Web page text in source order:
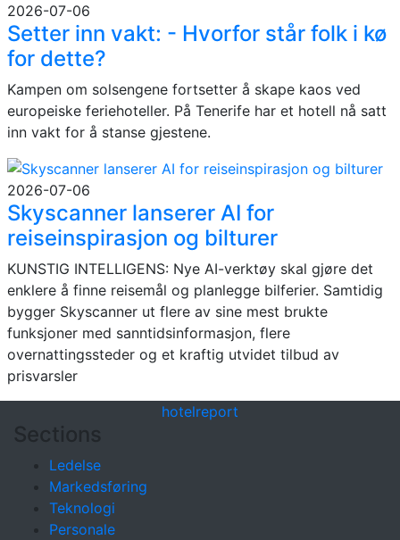
2026-07-06
Setter inn vakt: - Hvorfor står folk i kø
for dette?
Kampen om solsengene fortsetter å skape kaos ved
europeiske feriehoteller. På Tenerife har et hotell nå satt
inn vakt for å stanse gjestene.
2026-07-06
Skyscanner lanserer AI for
reiseinspirasjon og bilturer
KUNSTIG INTELLIGENS: Nye AI-verktøy skal gjøre det
enklere å finne reisemål og planlegge bilferier. Samtidig
bygger Skyscanner ut flere av sine mest brukte
funksjoner med sanntidsinformasjon, flere
overnattingssteder og et kraftig utvidet tilbud av
prisvarsler
hotelreport
Sections
Ledelse
Markedsføring
Teknologi
Personale